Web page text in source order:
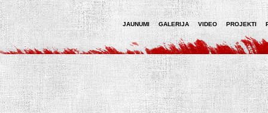
JAUNUMI GALERIJA VIDEO PROJEKTI